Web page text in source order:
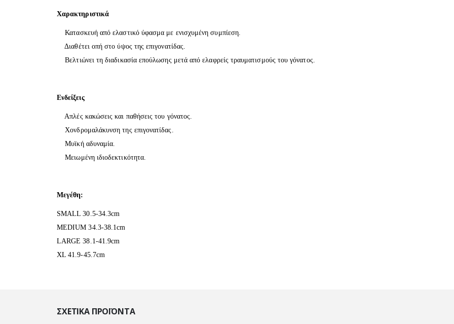
Χαρακτηριστικά
Κατασκευή από ελαστικό ύφασμα με ενισχυμένη συμπίεση.
Διαθέτει οπή στο ύψος της επιγονατίδας.
Βελτιώνει τη διαδικασία επούλωσης μετά από ελαφρείς τραυματισμούς του γόνατος.
Ενδείξεις
Απλές κακώσεις και παθήσεις του γόνατος.
Χονδρομαλάκυνση της επιγονατίδας.
Μυϊκή αδυναμία.
Μειωμένη ιδιοδεκτικότητα.
Μεγέθη:
SMALL 30.5-34.3cm
MEDIUM 34.3-38.1cm
LARGE 38.1-41.9cm
XL 41.9-45.7cm
ΣΧΕΤΙΚΆ ΠΡΟΪΌΝΤΑ